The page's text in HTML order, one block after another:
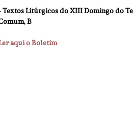
Textos Litúrgicos do XIII Domingo do
B
aqui o Boletim